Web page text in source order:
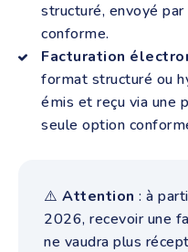
structuré, envoyé
conforme.
Facturation
format structuré ou
émis et reçu via une
seule option
⚠️ Attention : à
2026, recevoir une
ne vaudra plus